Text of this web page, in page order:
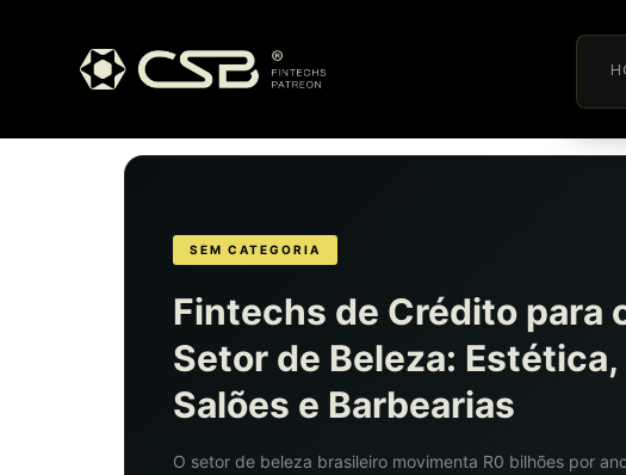
SEM CATEGORIA
Fintechs de Crédito para
Setor de Beleza: Estética,
Salões e Barbearias
O setor de beleza brasileiro movimenta R0 bilhões por